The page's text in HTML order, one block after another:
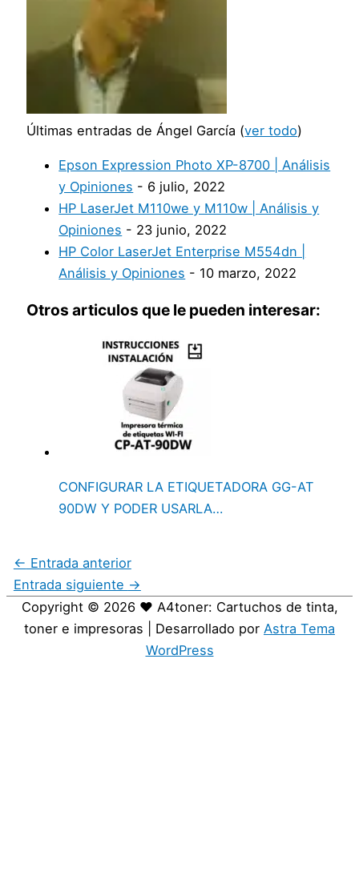
Últimas entradas de Ángel García (ver todo)
Epson Expression Photo XP-8700 | Análisis
y Opiniones - 6 julio, 2022
HP LaserJet M110we y M110w | Análisis y
Opiniones - 23 junio, 2022
HP Color LaserJet Enterprise M554dn |
Análisis y Opiniones - 10 marzo, 2022
Otros articulos que le pueden interesar:
CONFIGURAR LA ETIQUETADORA GG-AT
90DW Y PODER USARLA…
← Entrada anterior
Entrada siguiente →
Copyright © 2026 ❤️ A4toner: Cartuchos de tinta,
toner e impresoras | Desarrollado por Astra Tema
WordPress